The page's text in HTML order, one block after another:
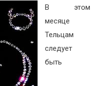
В этом
месяце
Тельцам
следует
быть